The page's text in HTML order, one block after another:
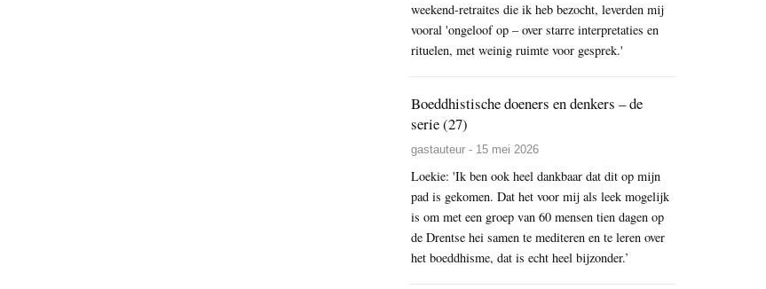
weekend-retraites die ik heb bezocht, leverden mij
vooral 'ongeloof op – over starre interpretaties en
rituelen, met weinig ruimte voor gesprek.'
Boeddhistische doeners en denkers – de
serie (27)
gastauteur - 15 mei 2026
Loekie: 'Ik ben ook heel dankbaar dat dit op mijn
pad is gekomen. Dat het voor mij als leek mogelijk
is om met een groep van 60 mensen tien dagen op
de Drentse hei samen te mediteren en te leren over
het boeddhisme, dat is echt heel bijzonder.’